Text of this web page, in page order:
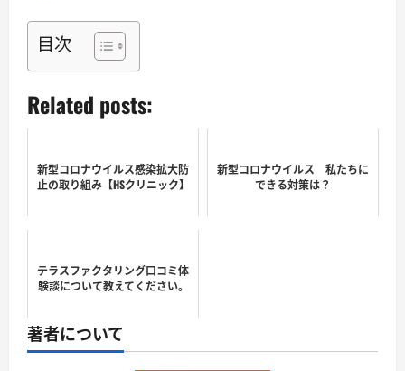
目次
Related posts:
新型コロナウイルス感染拡大防
止の取り組み【HSクリニック】
新型コロナウイルス 私たちに
できる対策は？
テラスファクタリング口コミ体
験談について教えてください。
著者について